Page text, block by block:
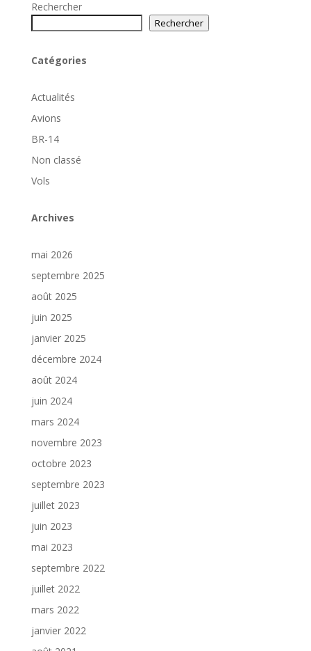
Rechercher
Rechercher
Catégories
Actualités
Avions
BR-14
Non classé
Vols
Archives
mai 2026
septembre 2025
août 2025
juin 2025
janvier 2025
décembre 2024
août 2024
juin 2024
mars 2024
novembre 2023
octobre 2023
septembre 2023
juillet 2023
juin 2023
mai 2023
septembre 2022
juillet 2022
mars 2022
janvier 2022